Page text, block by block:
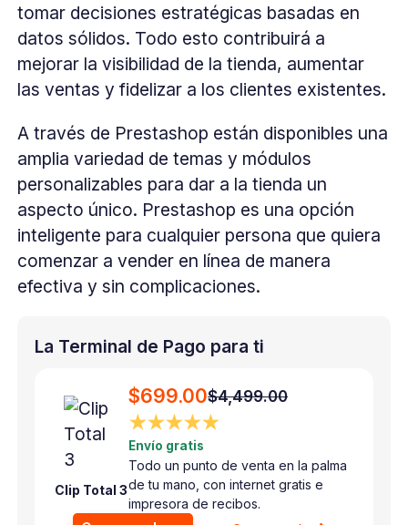
tomar decisiones estratégicas basadas en
datos sólidos. Todo esto contribuirá a
mejorar la visibilidad de la tienda, aumentar
las ventas y fidelizar a los clientes existentes.
A través de Prestashop están disponibles una
amplia variedad de temas y módulos
personalizables para dar a la tienda un
aspecto único. Prestashop es una opción
inteligente para cualquier persona que quiera
comenzar a vender en línea de manera
efectiva y sin complicaciones.
La Terminal de Pago para ti
Clip Total 3
$699.00$4,499.00
★★★★★
Envío gratis
Todo un punto de venta en la palma
de tu mano, con internet gratis e
impresora de recibos.